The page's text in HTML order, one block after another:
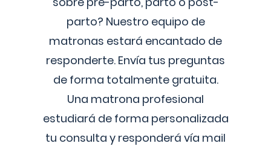
parto? Nuestro equipo de
matronas estará encantado de
responderte. Envía tus preguntas
de forma totalmente gratuita.
Una matrona profesional
estudiará de forma personalizada
tu consulta y responderá vía mail